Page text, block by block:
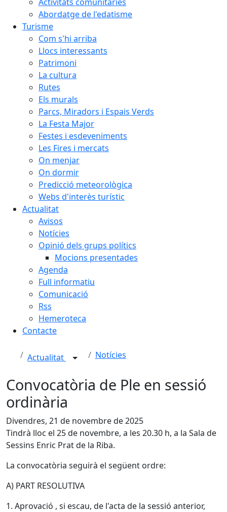
Abordatge de l'edatisme
Turisme
Com s'hi arriba
Llocs interessants
Patrimoni
La cultura
Rutes
Els murals
Parcs, Miradors i Espais Verds
La Festa Major
Festes i esdeveniments
Les Fires i mercats
On menjar
On dormir
Predicció meteorològica
Webs d'interès turístic
Actualitat
Avisos
Notícies
Opinió dels grups polítics
Mocions presentades
Agenda
Full informatiu
Comunicació
Rss
Hemeroteca
Contacte
Actualitat Notícies
Convocatòria de Ple en sessió
ordinària
Divendres, 21 de novembre de 2025
Tindrà lloc el 25 de novembre, a les 20.30 h, a la Sala de
Sessins Enric Prat de la Riba.
La convocatòria seguirà el següent ordre:
A) PART RESOLUTIVA
1. Aprovació , si escau, de l'acta de la sessió anterior,